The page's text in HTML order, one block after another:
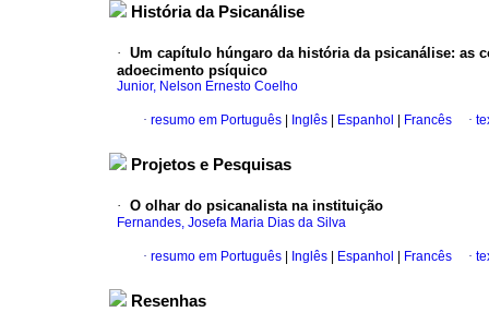
História da Psicanálise
· Um capítulo húngaro da história da psicanálise: as
adoecimento psíquico
Junior, Nelson Ernesto Coelho
· resumo em Português Inglês Espanhol Francês ·
Projetos e Pesquisas
· O olhar do psicanalista na instituição
Fernandes, Josefa Maria Dias da Silva
· resumo em Português Inglês Espanhol Francês ·
Resenhas